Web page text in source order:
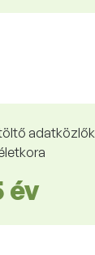
adatközlők
év